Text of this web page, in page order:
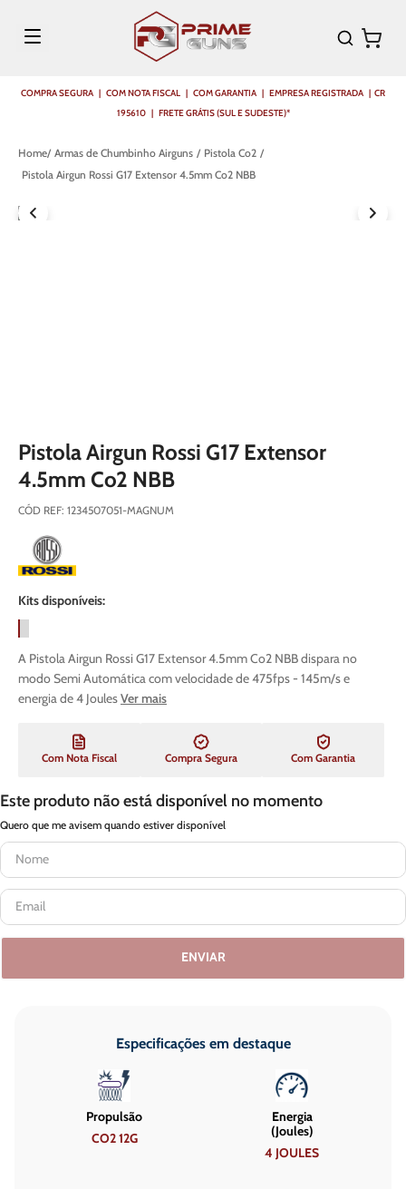
COMPRA SEGURA | COM NOTA FISCAL | COM GARANTIA | EMPRESA REGISTRADA | CR
195610 | FRETE GRÁTIS (SUL E SUDESTE)*
Armas de Chumbinho Airguns
Pistola Co2
Pistola Airgun Rossi G17 Extensor 4.5mm Co2 NBB
Pistola Airgun Rossi G17 Extensor
4.5mm Co2 NBB
CÓD REF: 1234507051-MAGNUM
Kits disponíveis:
A Pistola Airgun Rossi G17 Extensor 4.5mm Co2 NBB dispara no
modo Semi Automática com velocidade de 475fps - 145m/s e
energia de 4 JoulesVer mais
Com Nota Fiscal Compra Segura Com Garantia
Este produto não está disponível no momento
Quero que me avisem quando estiver disponível
ENVIAR
Especificações em destaque
Propulsão
CO2 12G
Energia
(Joules)
4 JOULES